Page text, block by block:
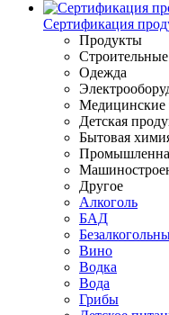
Сертификация
Продукты
Одежда
Медицинские
Детская
Бытовая
Другое
Алкоголь
БАД
Вино
Водка
Вода
Грибы